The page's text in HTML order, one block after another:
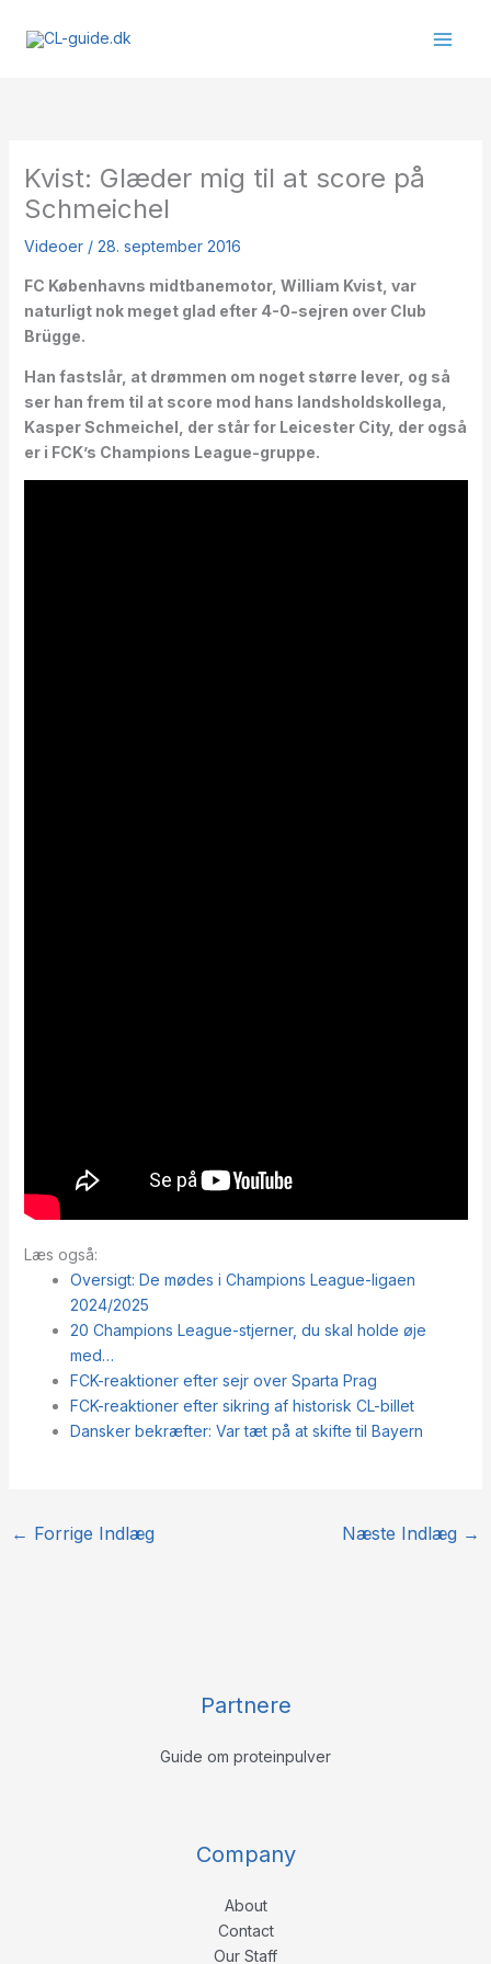
Kvist: Glæder mig til at score på
Schmeichel
Videoer/ 28. september 2016
FC Københavns midtbanemotor, William Kvist, var
naturligt nok meget glad efter 4-0-sejren over Club
Brügge.
Han fastslår, at drømmen om noget større lever, og så
ser han frem til at score mod hans landsholdskollega,
Kasper Schmeichel, der står for Leicester City, der også
er i FCK’s Champions League-gruppe.
Læs også:
Oversigt: De mødes i Champions League-ligaen
2024/2025
20 Champions League-stjerner, du skal holde øje
med…
FCK-reaktioner efter sejr over Sparta Prag
FCK-reaktioner efter sikring af historisk CL-billet
Dansker bekræfter: Var tæt på at skifte til Bayern
← Forrige Indlæg Næste Indlæg →
Partnere
Guide om proteinpulver
Company
About
Contact
Our Staff